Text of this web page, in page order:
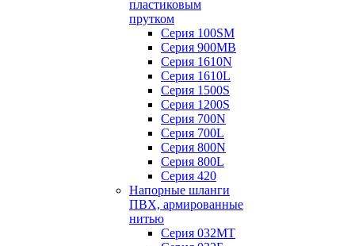
пластиковым
прутком
Серия 100SM
Серия 900MB
Серия 1610N
Серия 1610L
Серия 1500S
Серия 1200S
Серия 700N
Серия 700L
Серия 800N
Серия 800L
Серия 420
Напорные шланги
ПВХ, армированные
нитью
Серия 032МТ